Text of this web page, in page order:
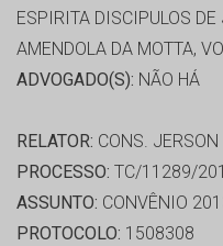
ESPIRITA DISCIPULOS
AMENDOLA DA MOTTA,
ADVOGADO(S): NÃO HÁ
RELATOR: CONS.
PROCESSO: TC/11289/
ASSUNTO: CONVÊNIO
PROTOCOLO: 1508308